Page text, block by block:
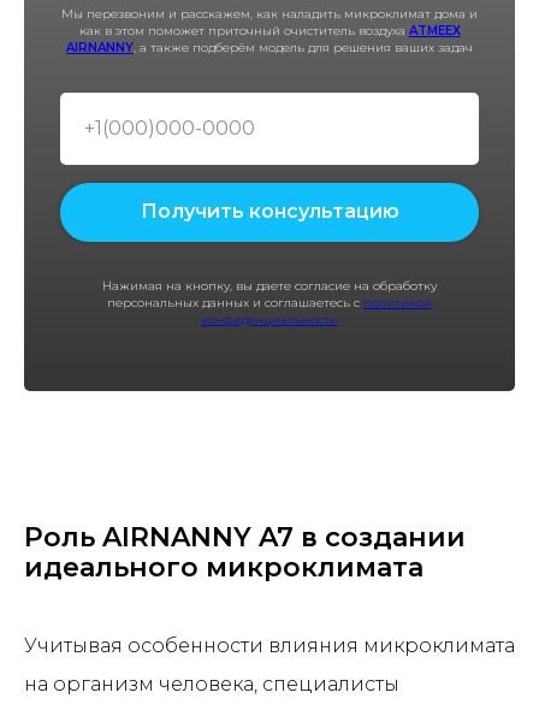
Мы перезвоним и расскажем, как наладить микроклимат дома и
как в этом поможет приточный очиститель воздуха ATMEEX
AIRNANNY , а также подберём модель для решения ваших задач
Получить консультацию
Нажимая на кнопку, вы даете согласие на обработку
персональных данных и соглашаетесь с политикой
конфиденциальности
Роль AIRNANNY A7 в создании
идеального микроклимата
Учитывая особенности влияния микроклимата
на организм человека, специалисты
Хотите поблагодарить за статью?
Поделитесь в социальных сетях!
А также оставьтекомментарий,
нам важно ваше мнение.